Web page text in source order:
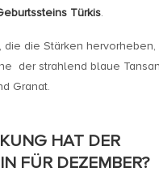
Türkis.
die die Stärken hervorheben,
der strahlend blaue
Granat.
HAT DER
FÜR DEZEMBER?